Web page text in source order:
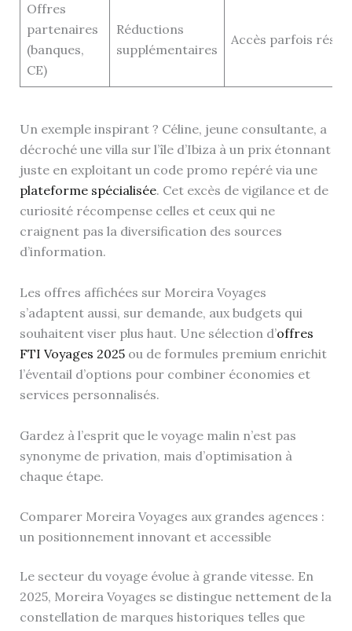
Offres
partenaires
(banques,
CE)
Réductions
supplémentaires
Accès parfois
Un exemple inspirant ? Céline, jeune consultante, a
décroché une villa sur l’île d’Ibiza à un prix étonnant
juste en exploitant un code promo repéré via une
plateforme spécialisée. Cet excès de vigilance et de
curiosité récompense celles et ceux qui ne
craignent pas la diversification des sources
d’information.
Les offres affichées sur Moreira Voyages
s’adaptent aussi, sur demande, aux budgets qui
souhaitent viser plus haut. Une sélection d’offres
FTI Voyages 2025ou de formules premium enrichit
l’éventail d’options pour combiner économies et
services personnalisés.
Gardez à l’esprit que le voyage malin n’est pas
synonyme de privation, mais d’optimisation à
chaque étape.
Comparer Moreira Voyages aux grandes agences :
un positionnement innovant et accessible
Le secteur du voyage évolue à grande vitesse. En
2025, Moreira Voyages se distingue nettement de la
constellation de marques historiques telles que